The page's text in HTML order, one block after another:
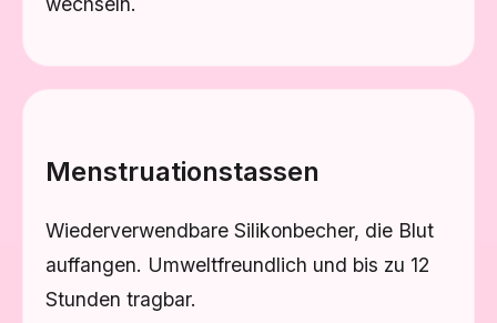
Menstruationstassen
Wiederverwendbare Silikonbecher, die Blut
auffangen. Umweltfreundlich und bis zu 12
Stunden tragbar.